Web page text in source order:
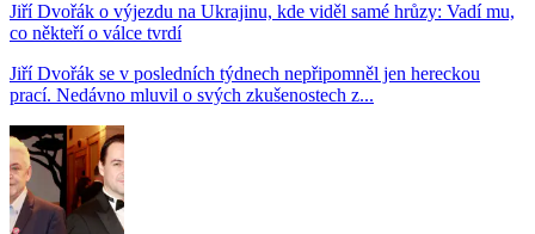
Jiří Dvořák o výjezdu na Ukrajinu, kde viděl samé hrůzy: Vadí mu,
co někteří o válce tvrdí
Jiří Dvořák se v posledních týdnech nepřipomněl jen hereckou
prací. Nedávno mluvil o svých zkušenostech z...